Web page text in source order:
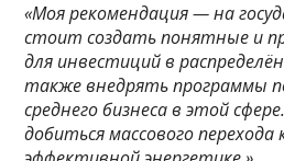
«Моя рекомендация — на
стоит создать понятные и
для инвестиций в
также внедрять программы
среднего бизнеса в этой
добиться массового перехода